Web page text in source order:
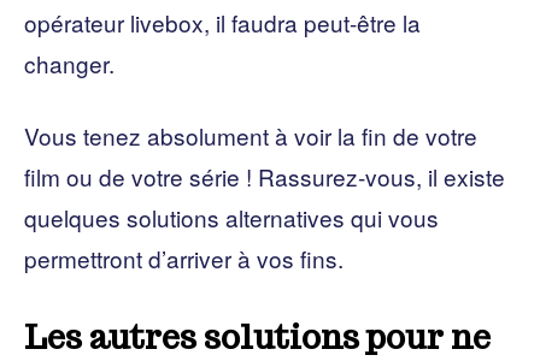
opérateur livebox, il faudra peut-être la
changer.
Vous tenez absolument à voir la fin de votre
film ou de votre série ! Rassurez-vous, il existe
quelques solutions alternatives qui vous
permettront d’arriver à vos fins.
Les autres solutions pour ne